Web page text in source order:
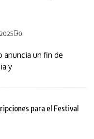
0
anuncia un fin de
y